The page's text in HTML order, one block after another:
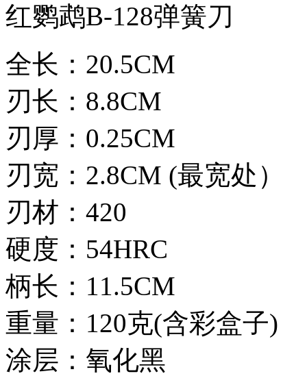
红鹦鹉B-128弹簧刀
全长：20.5CM
刃长：8.8CM
刃厚：0.25CM
刃宽：2.8CM (最宽处）
刃材：420
硬度：54HRC
柄长：11.5CM
重量：120克(含彩盒子)
涂层：氧化黑